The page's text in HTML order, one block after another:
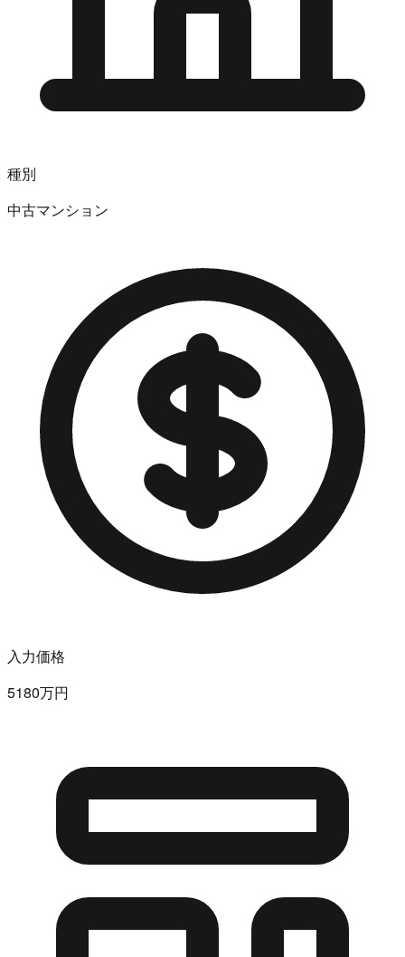
種別
中古マンション
入力価格
5180万円